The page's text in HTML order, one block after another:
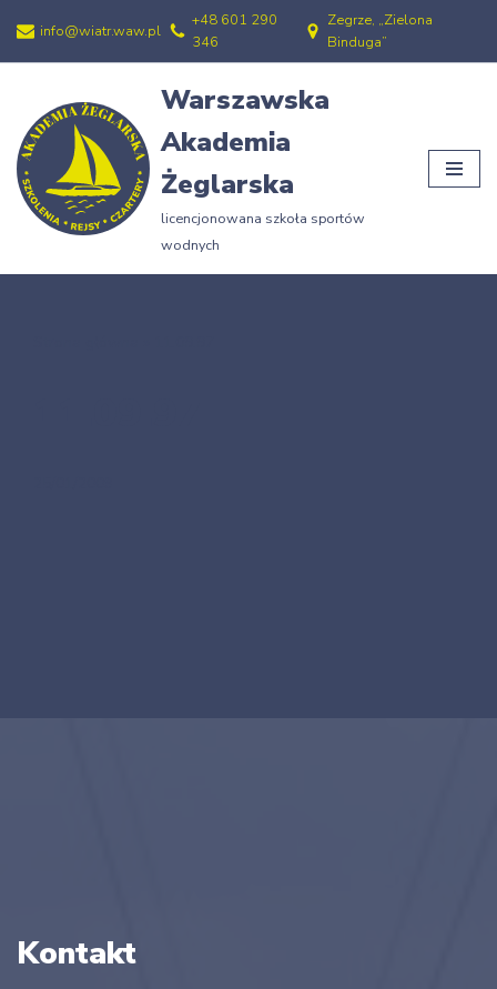
Przejdź
treści
info@wiatr.waw.pl
+48 601 290
346
Zegrze, „Zielona
Binduga”
Warszawska
Akademia
Żeglarska
licencjonowana szkoła sportów
wodnych
Kontakt